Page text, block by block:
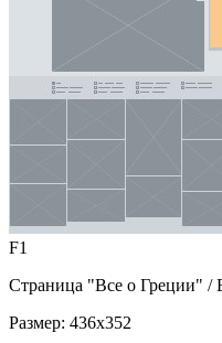
F1
Страница "Все о Греции" /
Размер: 436x352